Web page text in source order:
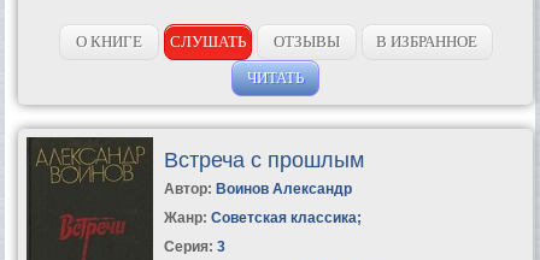
О КНИГЕ СЛУШАТЬ ОТЗЫВЫ
В ИЗБРАННОЕ
ЧИТАТЬ
Встреча с прошлым
Автор: Воинов Александр
Жанр: Советская классика;
Серия: 3